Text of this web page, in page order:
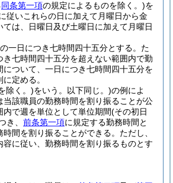
同条第一項の規定によるものを除く。)を
従いこれらの日に加えて月曜日から金
は、日曜日及び土曜日に加えて月曜日
一日につき七時間四十五分とする。 た
七時間四十五分を超えない範囲内で勤
ついて、一日につき七時間四十五分を
定める。
除く。)をいう。以下同じ。)の例によ
該職員の勤務時間を割り振ることが公
で週を単位として単位期間(その初日
き、 前条第一項に規定する勤務時間と
間を割り振ることができる。 ただし、
に従い、勤務時間を割り振るものとす